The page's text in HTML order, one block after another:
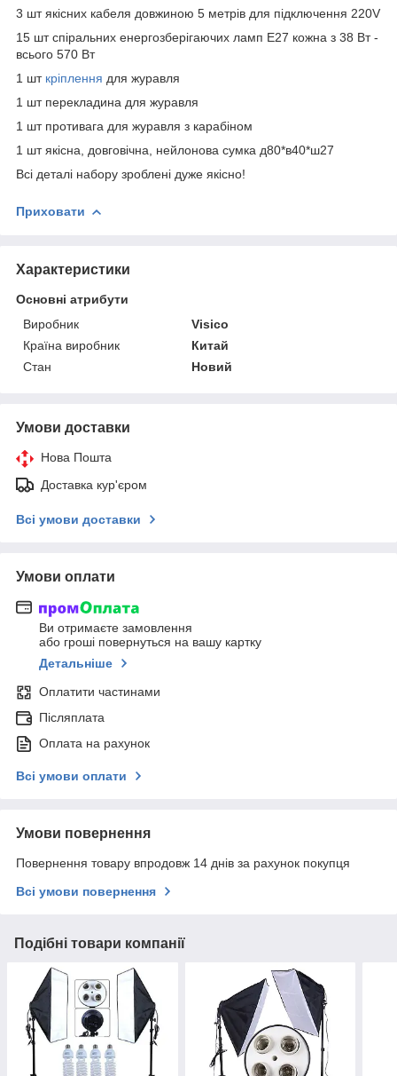
3 шт якісних кабеля довжиною 5 метрів для підключення 220V
15 шт спіральних енергозберігаючих ламп E27 кожна з 38 Вт -
всього 570 Вт
1 шт кріплення для журавля
1 шт перекладина для журавля
1 шт противага для журавля з карабіном
1 шт якісна, довговічна, нейлонова сумка д80*в40*ш27
Всі деталі набору зроблені дуже якісно!
Приховати
Характеристики
Основні атрибути
Виробник
Visico
Країна виробник
Китай
Стан
Новий
Умови доставки
Нова Пошта
Доставка кур'єром
Всі умови доставки
Умови оплати
Ви отримаєте замовлення
або гроші повернуться на вашу картку
Детальніше
Оплатити частинами
Післяплата
Оплата на рахунок
Всі умови оплати
Умови повернення
Повернення товару впродовж 14 днів за рахунок покупця
Всі умови повернення
Подібні товари компанії